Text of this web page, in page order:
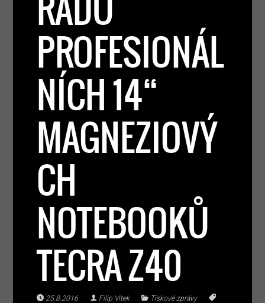
PROFESIONÁL
NÍCH 14“
MAGNEZIOVÝ
CH
NOTEBOOKŮ
TECRA Z40
25.8.2016 Filip Vítek
Tiskové zprávy